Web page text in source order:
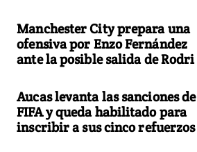
Manchester City prepara una
ofensiva por Enzo Fernández
ante la posible salida de Rodri
Aucas levanta las sanciones de
FIFA y queda habilitado para
inscribir a sus cinco refuerzos